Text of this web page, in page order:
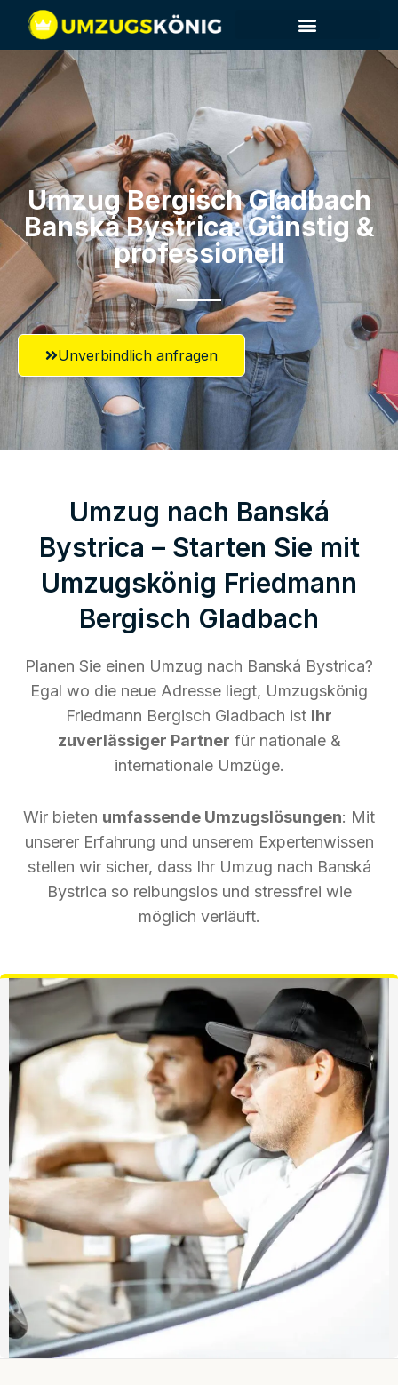
Umzug Bergisch Gladbach​
Banská Bystrica: Günstig &
professionell​
Unverbindlich anfragen
Umzug nach Banská
Bystrica – Starten Sie mit
Umzugskönig Friedmann
Bergisch Gladbach
Planen Sie einen Umzug nach Banská Bystrica?
Egal wo die neue Adresse liegt, Umzugskönig
Friedmann Bergisch Gladbach ist Ihr
zuverlässiger Partner für nationale &
internationale Umzüge.
Wir bieten umfassende Umzugslösungen: Mit
unserer Erfahrung und unserem Expertenwissen
stellen wir sicher, dass Ihr Umzug nach Banská
Bystrica so reibungslos und stressfrei wie
möglich verläuft.